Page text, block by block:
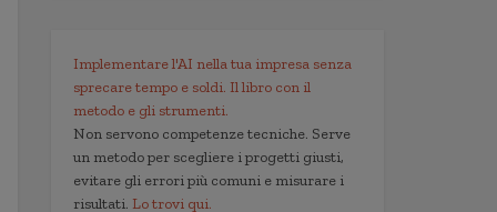
Implementare l'AI nella tua impresa senza
sprecare tempo e soldi. Il libro con il
metodo e gli strumenti.
Non servono competenze tecniche. Serve
un metodo per scegliere i progetti giusti,
evitare gli errori più comuni e misurare i
risultati. Lo trovi qui.